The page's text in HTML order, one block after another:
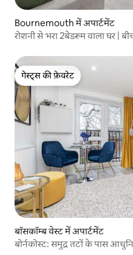
Bournemouth में अपार्टमेंट
रोशनी से भरा 2बेडरूम वाला घर |
गेस्ट्स की फ़ेवरेट
गेस्ट्स की फ़ेवरेट
बॉसकॉम्ब वेस्ट में अपार्टमेंट
बोर्नकोस्ट: समुद्र तटों के पास